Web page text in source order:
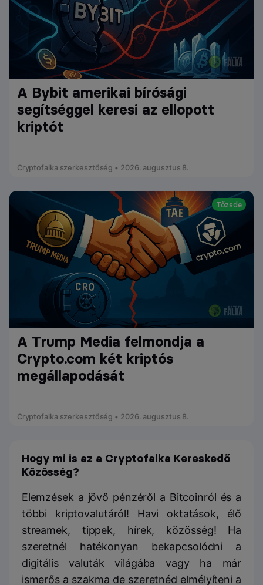
A Bybit amerikai bírósági
segítséggel keresi az ellopott
kriptót
Cryptofalka szerkesztőség • 2026. augusztus 8.
Tőzsde
A Trump Media felmondja a
Crypto.com két kriptós
megállapodását
Cryptofalka szerkesztőség • 2026. augusztus 8.
Hogy mi is az a Cryptofalka Kereskedő
Közösség?
Elemzések a jövő pénzéről a Bitcoinról és a
többi kriptovalutáról! Havi oktatások, élő
streamek, tippek, hírek, közösség! Ha
szeretnél hatékonyan bekapcsolódni a
digitális valuták világába vagy ha már
ismerős a szakma de szeretnéd elmélyíteni a